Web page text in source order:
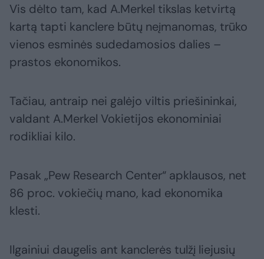
Vis dėlto tam, kad A.Merkel tikslas ketvirtą
kartą tapti kanclere būtų neįmanomas, trūko
vienos esminės sudedamosios dalies –
prastos ekonomikos.
Tačiau, antraip nei galėjo viltis priešininkai,
valdant A.Merkel Vokietijos ekonominiai
rodikliai kilo.
Pasak „Pew Research Center“ apklausos, net
86 proc. vokiečių mano, kad ekonomika
klesti.
Ilgainiui daugelis ant kanclerės tulžį liejusių